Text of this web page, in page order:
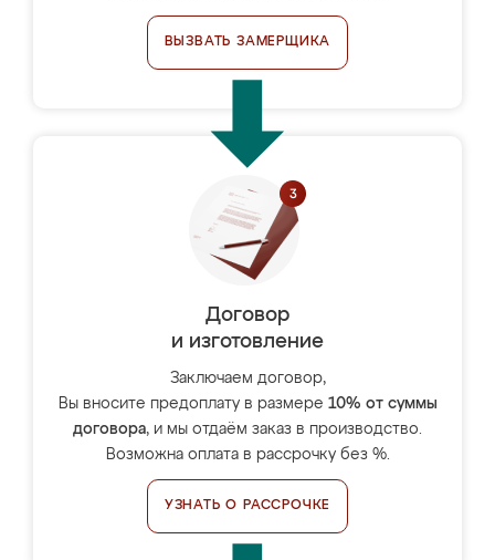
ВЫЗВАТЬ ЗАМЕРЩИКА
Договор
и изготовление
Заключаем договор,
Вы вносите предоплату в размере 10% от суммы
договора, и мы отдаём заказ в производство.
Возможна оплата в рассрочку без %.
УЗНАТЬ О РАССРОЧКЕ